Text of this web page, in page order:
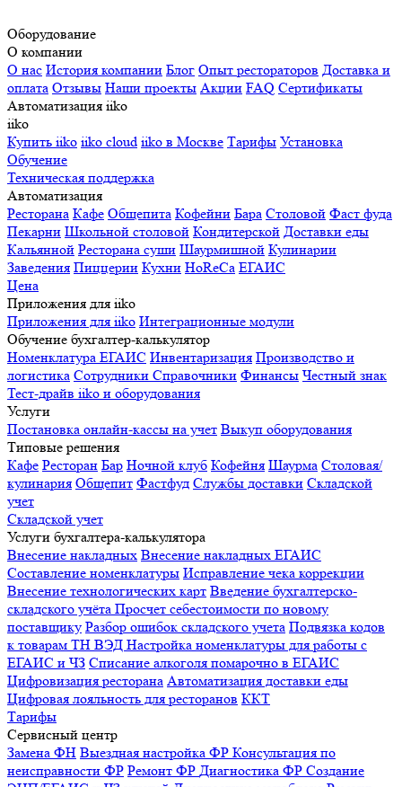
Оборудование
О компании
О нас История компании Блог Опыт рестораторов Доставка и
оплата Отзывы Наши проекты Акции FAQ Сертификаты
Автоматизация iiko
iiko
Купить iiko iiko cloud iiko в Москве Тарифы Установка
Обучение
Техническая поддержка
Автоматизация
Ресторана Кафе Общепита Кофейни Бара Столовой Фаст фуда
Пекарни Школьной столовой Кондитерской Доставки еды
Кальянной Ресторана суши Шаурмишной Кулинарии
Заведения Пиццерии Кухни HoReCa ЕГАИС
Цена
Приложения для iiko
Приложения для iiko Интеграционные модули
Обучение бухгалтер-калькулятор
Номенклатура ЕГАИС Инвентаризация Производство и
логистика Сотрудники Справочники Финансы Честный знак
Тест-драйв iiko и оборудования
Услуги
Постановка онлайн-кассы на учет Выкуп оборудования
Типовые решения
Кафе Ресторан Бар Ночной клуб Кофейня Шаурма Столовая/
кулинария Общепит Фастфуд Службы доставки Складской
учет
Складской учет
Услуги бухгалтера-калькулятора
Внесение накладных Внесение накладных ЕГАИС
Составление номенклатуры Исправление чека коррекции
Внесение технологических карт Введение бухгалтерско-
складского учёта Просчет себестоимости по новому
поставщику Разбор ошибок складского учета Подвязка кодов
к товарам ТН ВЭД Настройка номенклатуры для работы с
ЕГАИС и ЧЗ Списание алкоголя помарочно в ЕГАИС
Цифровизация ресторана Автоматизация доставки еды
Цифровая лояльность для ресторанов ККТ
Тарифы
Сервисный центр
Замена ФН Выездная настройка ФР Консультация по
неисправности ФР Ремонт ФР Диагностика ФР Создание